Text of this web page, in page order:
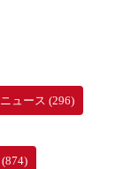
ニュース (296)
(874)